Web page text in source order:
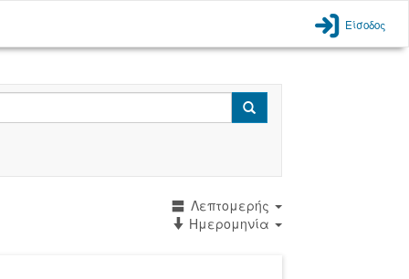
Είσοδος
Search
Λεπτομερής
Ημερομηνία